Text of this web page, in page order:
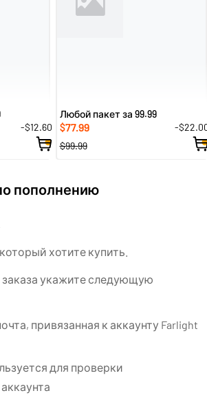
-$12.60
Любой пакет за 99.99
$77.99
-
$99.99
пополнению
хотите купить.
укажите следующую
привязанная к аккаунту Farlight
для проверки